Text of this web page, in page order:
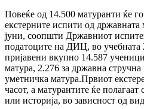
Повеќе од 14.500 матуранти ќе
екстерните испити од државната
јуни, соопшти Државниот
податоците на ДИЦ, во учебната
пријавени вкупно 14.587
матура, 2.276 за државна
уметничка матура.Првиот
часот, а матурантите ќе полагаат
или историја, во зависност од